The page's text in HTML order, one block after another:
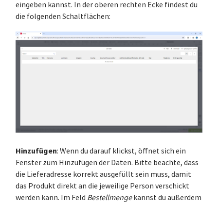
eingeben kannst. In der oberen rechten Ecke findest du
die folgenden Schaltflächen:
Hinzufügen: Wenn du darauf klickst, öffnet sich ein
Fenster zum Hinzufügen der Daten. Bitte beachte, dass
die Lieferadresse korrekt ausgefüllt sein muss, damit
das Produkt direkt an die jeweilige Person verschickt
werden kann. Im Feld Bestellmengekannst du außerdem